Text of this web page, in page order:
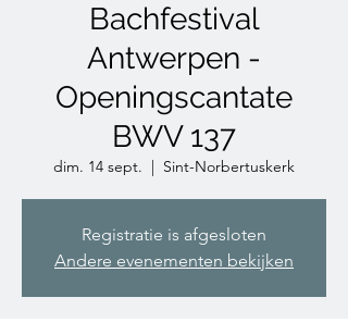
Bachfestival
Antwerpen -
Openingscantate
BWV 137
dim. 14 sept.
  |
Sint-Norbertuskerk
Registratie is afgesloten
Andere evenementen bekijken